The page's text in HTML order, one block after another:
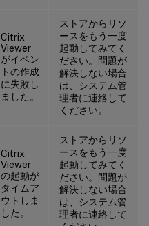
Citrix
Viewer
がイベン
トの作成
に失敗し
ました。
ストアからリソ
ースをもう一度
起動してみてく
ださい。問題が
解決しない場合
は、システム管
理者に連絡して
ください。
Citrix
Viewer
の起動が
タイムア
ウトしま
した。
ストアからリソ
ースをもう一度
起動してみてく
ださい。問題が
解決しない場合
は、システム管
理者に連絡して